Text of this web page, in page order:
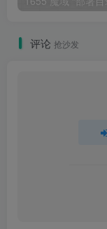
评论 抢沙发